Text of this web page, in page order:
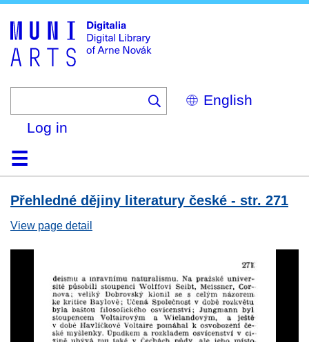
Select
your
Log in
HomeBrowse
Search
About
HelpContactDigitalia
Přehledné dějiny literatury české - str. 271
View page detail